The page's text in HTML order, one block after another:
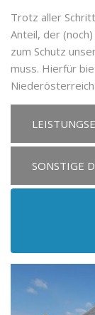
Trotz aller
Anteil, der
zum Schutz
muss. Hierfür
SONSTIGE